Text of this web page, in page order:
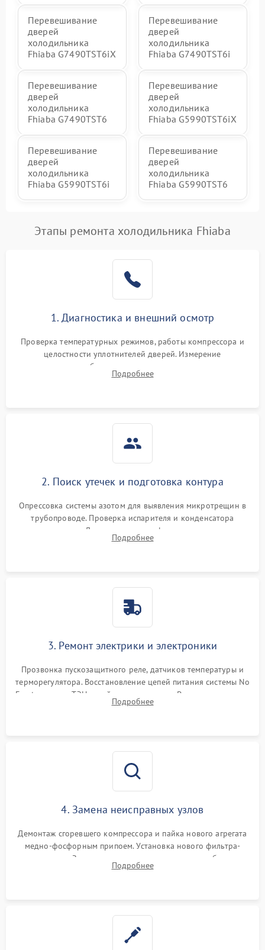
Перевешивание
дверей
холодильника
Fhiaba G7490TST6iX
Перевешивание
дверей
холодильника
Fhiaba G7490TST6i
Перевешивание
дверей
холодильника
Fhiaba G7490TST6
Перевешивание
дверей
холодильника
Fhiaba G5990TST6iX
Перевешивание
дверей
холодильника
Fhiaba G5990TST6i
Перевешивание
дверей
холодильника
Fhiaba G5990TST6
Этапы ремонта холодильника Fhiaba
1. Диагностика и внешний осмотр
Проверка температурных режимов, работы компрессора и
целостности уплотнителей дверей. Измерение
сопротивления обмоток мотора, проверка термостата и
считывание кодов ошибок с электронного дисплея.
Подробнее
2. Поиск утечек и подготовка контура
Опрессовка системы азотом для выявления микротрещин в
трубопроводе. Проверка испарителя и конденсатора
течеискателем. Демонтаж старого фильтра-осушителя и
продувка капиллярной трубки для устранения засоров.
Подробнее
3. Ремонт электрики и электроники
Прозвонка пускозащитного реле, датчиков температуры и
терморегулятора. Восстановление цепей питания системы No
Frost, включая ТЭН оттайки и вентилятор. Ремонт или замена
платы управления при сбоях алгоритмов.
Подробнее
4. Замена неисправных узлов
Демонтаж сгоревшего компрессора и пайка нового агрегата
медно-фосфорным припоем. Установка нового фильтра-
осушителя. Замена изношенных вентиляторов обдува,
сломанных заслонок или поврежденных дверных петель.
Подробнее